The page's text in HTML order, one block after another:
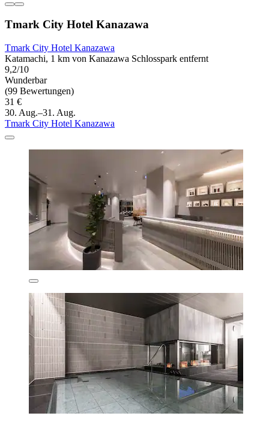
Tmark City Hotel Kanazawa
Tmark City Hotel Kanazawa
Katamachi, 1 km von Kanazawa Schlosspark entfernt
9,2/10
Wunderbar
(99 Bewertungen)
31 €
30. Aug.–31. Aug.
Tmark City Hotel Kanazawa